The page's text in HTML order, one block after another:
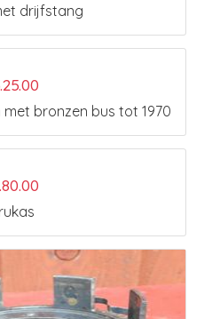
drijfstang
bronzen bus tot 1970